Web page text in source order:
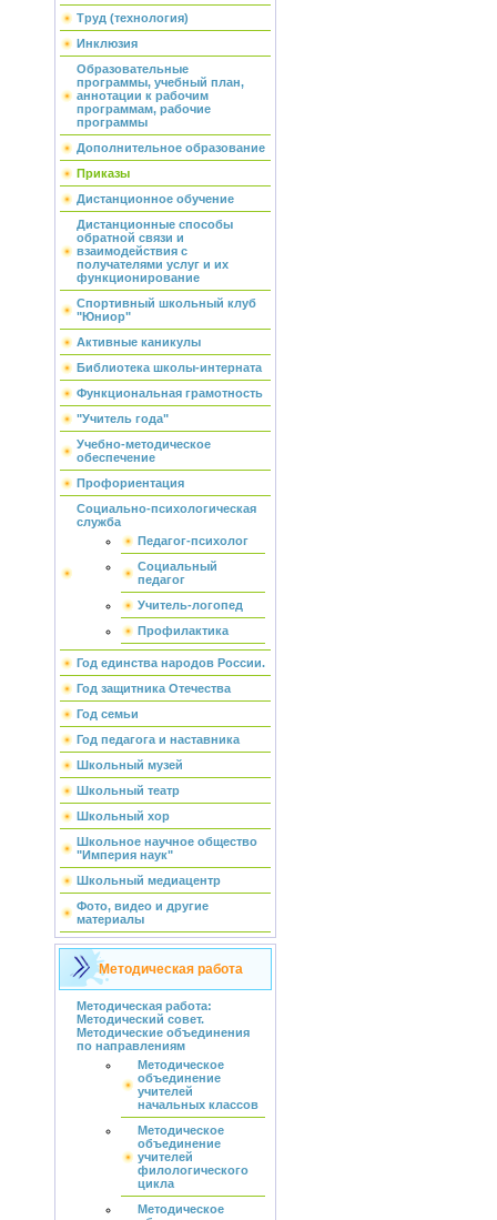
Труд (технология)
Инклюзия
Образовательные
программы, учебный план,
аннотации к рабочим
программам, рабочие
программы
Дополнительное образование
Приказы
Дистанционное обучение
Дистанционные способы
обратной связи и
взаимодействия с
получателями услуг и их
функционирование
Спортивный школьный клуб
"Юниор"
Активные каникулы
Библиотека школы-интерната
Функциональная грамотность
"Учитель года"
Учебно-методическое
обеспечение
Профориентация
Социально-психологическая
служба
Педагог-психолог
Социальный
педагог
Учитель-логопед
Профилактика
Год единства народов России.
Год защитника Отечества
Год семьи
Год педагога и наставника
Школьный музей
Школьный театр
Школьный хор
Школьное научное общество
"Империя наук"
Школьный медиацентр
Фото, видео и другие
материалы
Методическая работа
Методическая работа:
Методический совет.
Методические объединения
по направлениям
Методическое
объединение
учителей
начальных классов
Методическое
объединение
учителей
филологического
цикла
Методическое